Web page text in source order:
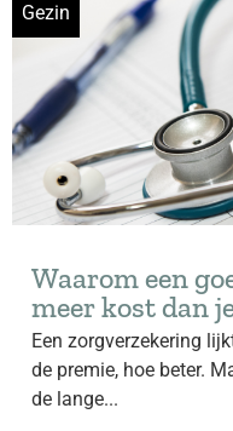
Gezin
Waarom een
meer kost dan
Een zorgverzekering
de premie, hoe beter.
de lange...